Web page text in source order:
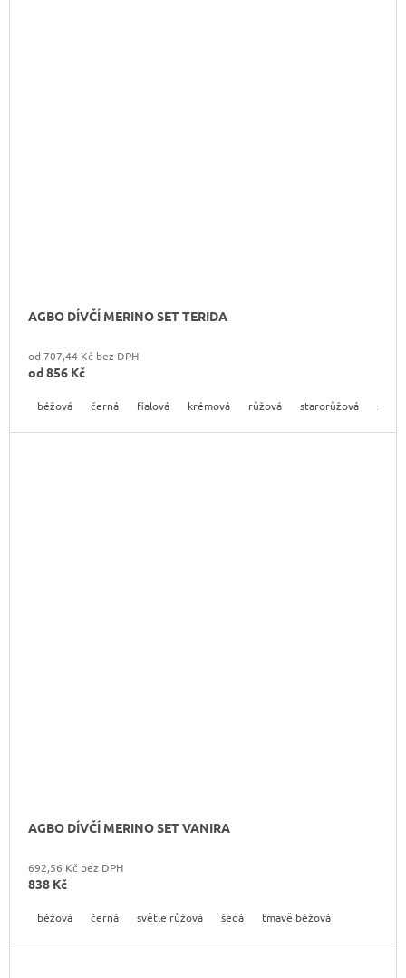
AGBO DÍVČÍ MERINO SET TERIDA
od 707,44 Kč bez DPH
od856 Kč
béžová černá fialová krémová růžová starorůžová
AGBO DÍVČÍ MERINO SET VANIRA
692,56 Kč bez DPH
838 Kč
béžová černá světle růžová šedá tmavě béžová